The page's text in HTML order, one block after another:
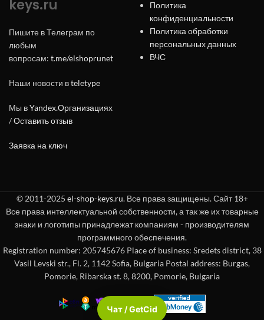
keys.ru
Пишите в Телеграм по
любым
вопросам: t.me/elshoprunet
Наши новости вteletype
Мы вYandex.Организациях
/Оставить отзыв
Заявка на ключ
Политика
конфиденциальности
Политика обработки
персональных данных
ВЧС
© 2011-2025 el-shop-keys.ru. Все права защищены. Сайт 18+
Все права интеллектуальной собственности, а так же их товарные
знаки и логотипы принадлежат компаниям - производителям
программного обеспечения.
Registration number: 205745676 Place of business: Sredets district, 38
Vasil Levski str., Fl. 2, 1142 Sofia, Bulgaria Postal address: Burgas,
Pomorie, Ribarska st. 8, 8200, Pomorie, Bulgaria
Чат / GetCid